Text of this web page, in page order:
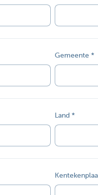
Gemeente
Land